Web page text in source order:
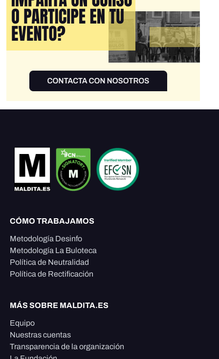
CÓMO TRABAJAMOS
Metodología Desinfo
Metodología La Buloteca
Política de Neutralidad
Política de Rectificación
MÁS SOBRE MALDITA.ES
Equipo
Nuestras cuentas
Transparencia de la organización